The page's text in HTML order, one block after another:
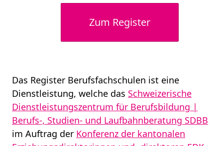
Zum Register
Das Register Berufsfachschulen ist eine
Dienstleistung, welche das Schweizerische
Dienstleistungszentrum für Berufsbildung |
Berufs-, Studien- und Laufbahnberatung SDBB
im Auftrag der Konferenz der kantonalen